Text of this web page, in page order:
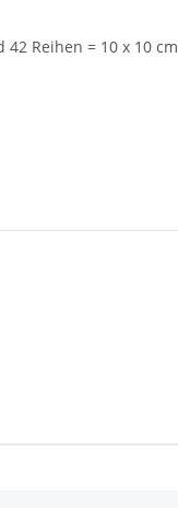
Reihen = 10 x 10 cm